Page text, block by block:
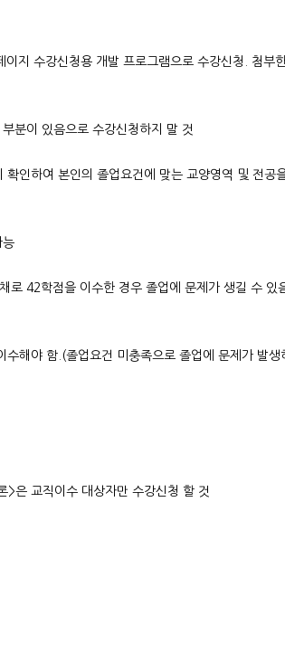
지 수강신청용 개발 프로그램으로 수강신청. 첨부
분이 있음으로 수강신청하지 말 것
인하여 본인의 졸업요건에 맞는 교양영역 및 전공
능
42학점을 이수한 경우 졸업에 문제가 생길 수 있
해야 함.(졸업요건 미충족으로 졸업에 문제가 발
은 교직이수 대상자만 수강신청 할 것